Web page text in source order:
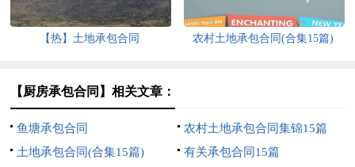
【热】土地承包合同 农村土地承包合同(合集15篇)
【厨房承包合同】相关文章：
鱼塘承包合同
农村土地承包合同集锦15篇
土地承包合同(合集15篇)
有关承包合同15篇